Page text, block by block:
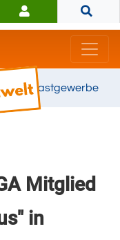
das Gastgewerbe
Mitglied
in